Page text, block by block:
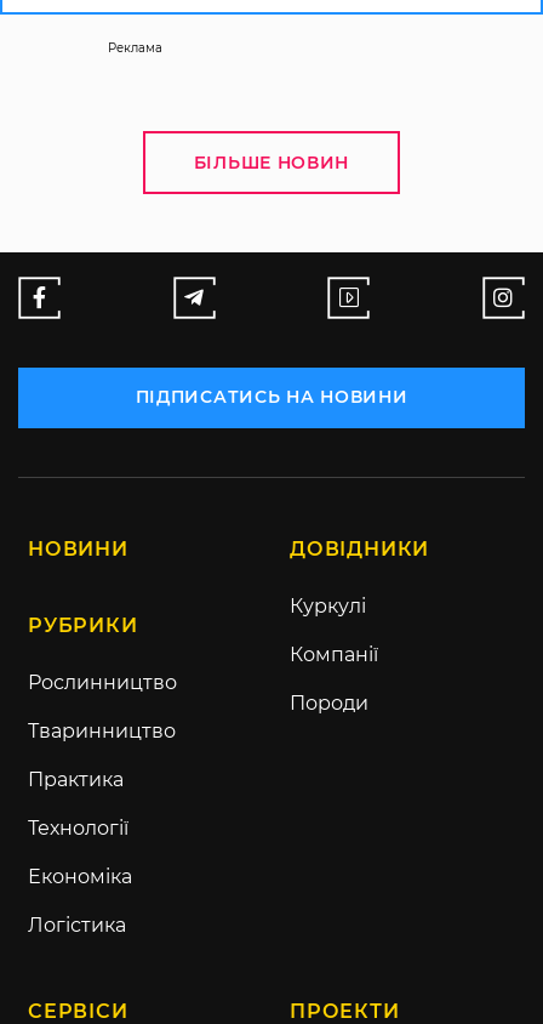
Реклама
БІЛЬШЕ НОВИН
ПІДПИСАТИСЬ НА НОВИНИ
НОВИНИ
РУБРИКИ
Рослинництво
Тваринництво
Практика
Технології
Економіка
Логістика
ДОВІДНИКИ
Куркулі
Компанії
Породи
СЕРВІСИ ПРОЕКТИ